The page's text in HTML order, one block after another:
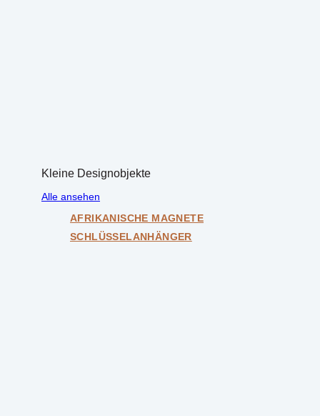
Kleine Designobjekte
Alle ansehen
AFRIKANISCHE MAGNETE
SCHLÜSSELANHÄNGER